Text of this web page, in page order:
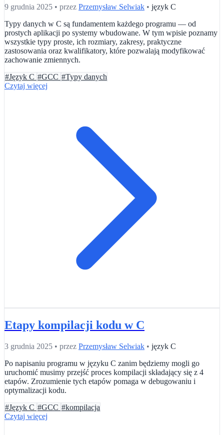
9 grudnia 2025 • przez Przemysław Selwiak • język C
Typy danych w C są fundamentem każdego programu — od
prostych aplikacji po systemy wbudowane. W tym wpisie poznamy
wszystkie typy proste, ich rozmiary, zakresy, praktyczne
zastosowania oraz kwalifikatory, które pozwalają modyfikować
zachowanie zmiennych.
#Język C #GCC #Typy danych
Czytaj więcej
Etapy kompilacji kodu w C
3 grudnia 2025 • przez Przemysław Selwiak • język C
Po napisaniu programu w języku C zanim będziemy mogli go
uruchomić musimy przejść proces kompilacji składający się z 4
etapów. Zrozumienie tych etapów pomaga w debugowaniu i
optymalizacji kodu.
#Język C #GCC #kompilacja
Czytaj więcej